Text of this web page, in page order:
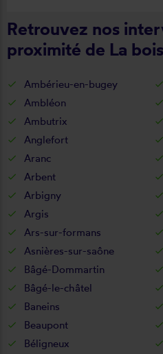
Retrouvez nos
proximité de La
Ambérieu-en-bugey
Ambléon
Ambutrix
Anglefort
Aranc
Arbent
Arbigny
Argis
Ars-sur-formans
Asnières-sur-saône
Bâgé-Dommartin
Bâgé-le-châtel
Baneins
Beaupont
Béligneux